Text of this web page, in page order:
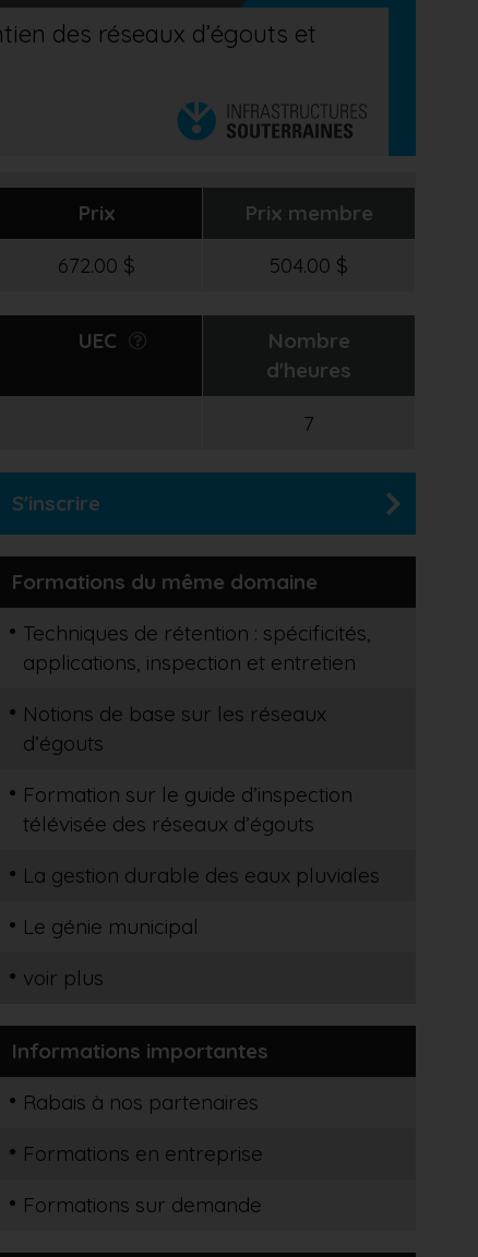
des réseaux d’égouts et
Prix
Prix membre
672.00 $
504.00 $
UEC
Nombre
d'heures
7
S'inscrire
Formations du même domaine
Techniques de rétention : spécificités,
applications, inspection et entretien
Notions de base sur les réseaux
d’égouts
Formation sur le guide d’inspection
télévisée des réseaux d’égouts
La gestion durable des eaux pluviales
Le génie municipal
voir plus
Informations importantes
Rabais à nos partenaires
Formations en entreprise
Formations sur demande